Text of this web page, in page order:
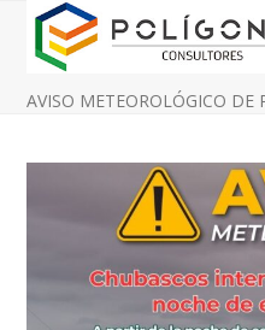
Skip
content
Open
mobile
menu
Close
mobile
menu
AVISO METEOROLÓGICO DE